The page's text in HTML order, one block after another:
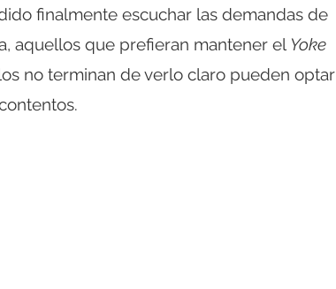
finalmente escuchar las demandas de
aquellos que prefieran mantener el Yoke
no terminan de verlo claro pueden optar